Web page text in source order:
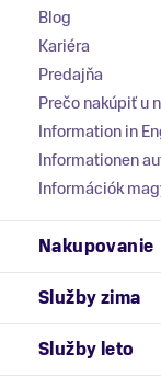
Blog
Kariéra
Predajňa
Prečo nakúpiť u
Information in
Informationen
Információk
Nakupovanie
Služby zima
Služby leto